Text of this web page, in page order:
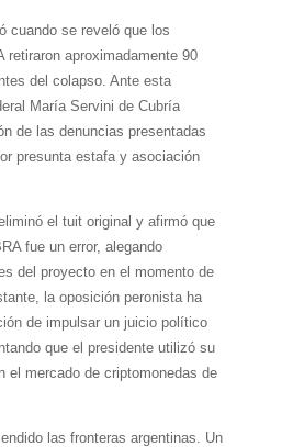
cuando se reveló que los
retiraron aproximadamente 90
del colapso. Ante esta
María Servini de Cubría
de las denuncias presentadas
presunta estafa y asociación
el tuit original y afirmó que
fue un error, alegando
del proyecto en el momento de
la oposición peronista ha
de impulsar un juicio político
que el presidente utilizó su
el mercado de criptomonedas de
las fronteras argentinas. Un